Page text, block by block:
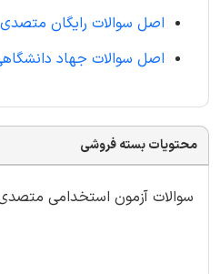
اصل سوالات رایگان متصدی
اصل سوالات جهاد
محتویات بسته فروشی
سوالات آزمون استخدامی متصدی